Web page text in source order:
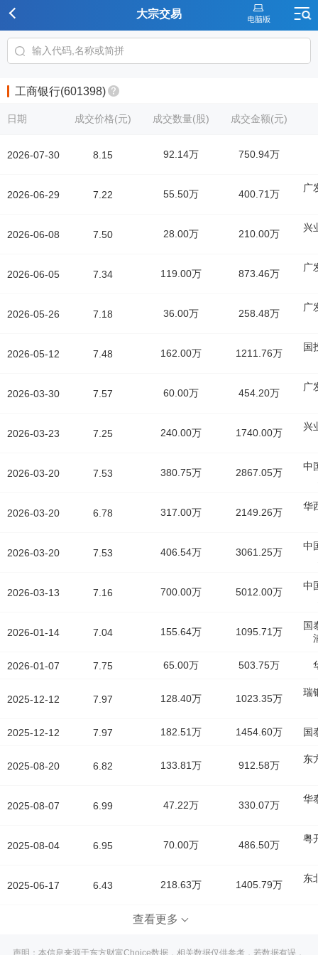
大宗交易
工商银行(601398)
日期
2026-07-30
2026-06-29
2026-06-08
2026-06-05
2026-05-26
2026-05-12
2026-03-30
2026-03-23
2026-03-20
2026-03-20
2026-03-20
2026-03-13
2026-01-14
2026-01-07
2025-12-12
2025-12-12
2025-08-20
2025-08-07
2025-08-04
2025-06-17
成交价格(元) 成交数量(股) 成交金额(元)
8.15 92.14万 750.94万
7.22 55.50万 400.71万
广
7.50 28.00万 210.00万
兴
7.34 119.00万 873.46万
广
7.18 36.00万 258.48万
广
7.48 162.00万 1211.76万
国
7.57 60.00万 454.20万
广
7.25 240.00万 1740.00万
兴
7.53 380.75万 2867.05万
中
6.78 317.00万 2149.26万
华
7.53 406.54万 3061.25万
中
7.16 700.00万 5012.00万
中
7.04 155.64万 1095.71万
国
7.75 65.00万 503.75万
7.97 128.40万 1023.35万
瑞
7.97 182.51万 1454.60万 国
6.82 133.81万 912.58万
东
6.99 47.22万 330.07万
华
6.95 70.00万 486.50万
粤
6.43 218.63万 1405.79万
东
查看更多
声明：本信息来源于东方财富Choice数据，相关数据仅供参考，若数据有误，